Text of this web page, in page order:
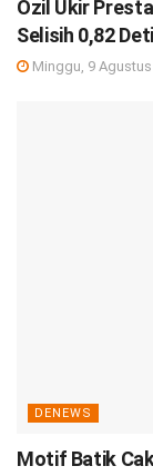
Ozil Ukir
Selisih 0,82
Minggu, 9
DENEWS
Motif Batik